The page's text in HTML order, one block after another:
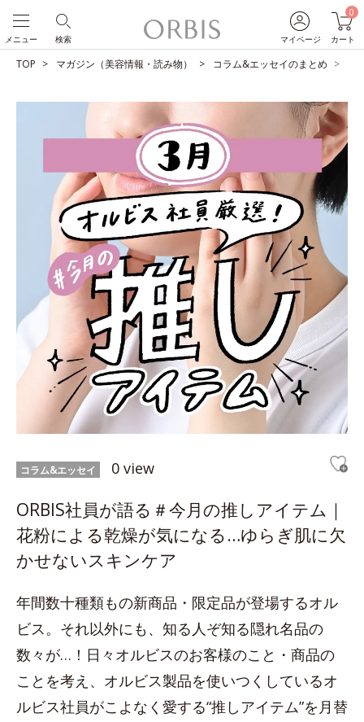
マイページ
0
カート
検索
メニュー
TOP マガジン（美容情報・読み物） コラム&エッセイのまとめ
コラム&エッセイ 0 view
ORBIS社員が語る＃今月の推しアイテム｜
花粉による乾燥が気になる…ゆらぎ肌に欠
かせないスキンケア
年間数十種類もの新商品・限定品が登場するオル
ビス。それ以外にも、知る人ぞ知る隠れ名品の
数々が…！日々オルビスのお客様のこと・商品の
ことを考え、オルビス製品を使いつくしているオ
ルビス社員がこよなく愛する“推しアイテム”を月替